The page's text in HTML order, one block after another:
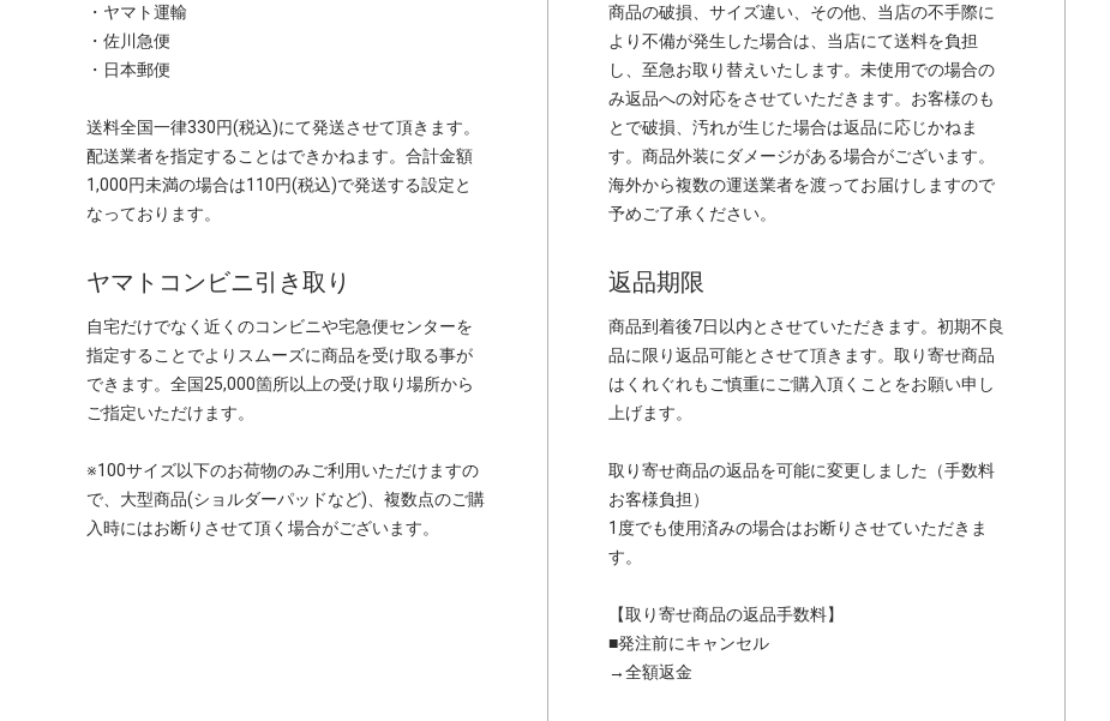
・ヤマト運輸
・佐川急便
・日本郵便
送料全国一律330円(税込)にて発送させて頂きます。
配送業者を指定することはできかねます。合計金額
1,000円未満の場合は110円(税込)で発送する設定と
なっております。
ヤマトコンビニ引き取り
自宅だけでなく近くのコンビニや宅急便センターを
指定することでよりスムーズに商品を受け取る事が
できます。全国25,000箇所以上の受け取り場所から
ご指定いただけます。
※100サイズ以下のお荷物のみご利用いただけますの
で、大型商品(ショルダーパッドなど)、複数点のご購
入時にはお断りさせて頂く場合がございます。
商品の破損、サイズ違い、その他、当店の不手際に
より不備が発生した場合は、当店にて送料を負担
し、至急お取り替えいたします。未使用での場合の
み返品への対応をさせていただきます。お客様のも
とで破損、汚れが生じた場合は返品に応じかねま
す。商品外装にダメージがある場合がございます。
海外から複数の運送業者を渡ってお届けしますので
予めご了承ください。
返品期限
商品到着後7日以内とさせていただきます。初期不良
品に限り返品可能とさせて頂きます。取り寄せ商品
はくれぐれもご慎重にご購入頂くことをお願い申し
上げます。
取り寄せ商品の返品を可能に変更しました（手数料
お客様負担）
1度でも使用済みの場合はお断りさせていただきま
す。
【取り寄せ商品の返品手数料】
■発注前にキャンセル
→全額返金